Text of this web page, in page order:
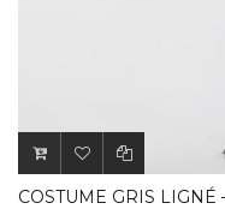
COSTUME GRIS LIGNÉ